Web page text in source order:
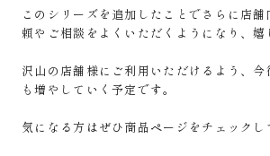
このシリーズを追加したことでさらに店
頼やご相談をよくいただくようになり、嬉
沢山の店舗様にご利用いただけるよう、
も増やしていく予定です。
気になる方はぜひ商品ページをチェックし